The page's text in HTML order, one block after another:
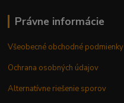
Právne informácie
Všeobecné obchodné podmienky
Ochrana osobných údajov
Alternatívne riešenie sporov